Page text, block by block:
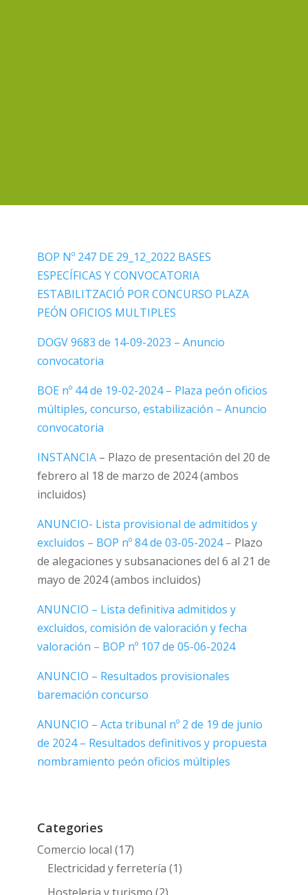
BOP Nº 247 DE 29_12_2022 BASES
ESPECÍFICAS Y CONVOCATORIA
ESTABILITZACIÓ POR CONCURSO PLAZA
PEÓN OFICIOS MULTIPLES
DOGV 9683 de 14-09-2023 – Anuncio
convocatoria
BOE nº 44 de 19-02-2024 – Plaza peón oficios
múltiples, concurso, estabilización – Anuncio
convocatoria
INSTANCIA– Plazo de presentación del 20 de
febrero al 18 de marzo de 2024 (ambos
incluidos)
ANUNCIO- Lista provisional de admitidos y
excluidos – BOP nº 84 de 03-05-2024 – Plazo
de alegaciones y subsanaciones del 6 al 21 de
mayo de 2024 (ambos incluidos)
ANUNCIO – Lista definitiva admitidos y
excluidos, comisión de valoración y fecha
valoración – BOP nº 107 de 05-06-2024
ANUNCIO – Resultados provisionales
baremación concurso
ANUNCIO – Acta tribunal nº 2 de 19 de junio
de 2024 – Resultados definitivos y propuesta
nombramiento peón oficios múltiples
Categories
Comercio local (17)
Electricidad y ferretería (1)